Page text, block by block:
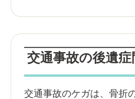
交通事故の後遺
交通事故のケガは、骨折